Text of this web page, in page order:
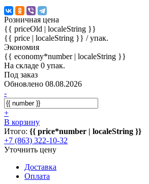
Розничная цена
{{ priceOld | localeString }}
{{ price | localeString }} / упак.
Экономия
{{ economy*number | localeString }}
На складе 0 упак.
Под заказ
Обновлено 08.08.2026
-
+
В корзину
Итого: {{ price*number | localeString }}
+7 (863) 322-10-32
Уточнить цену
Доставка
Оплата